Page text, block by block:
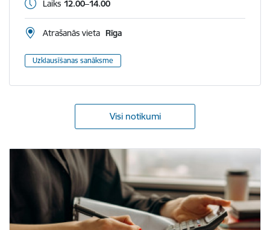
Laiks 12.00–14.00
Atrašanās vieta Rīga
Uzklausīšanas sanāksme
Visi notikumi